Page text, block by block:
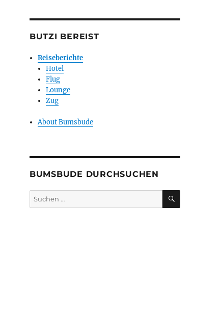
BUTZI BEREIST
Reiseberichte
Hotel
Flug
Lounge
Zug
About Bumsbude
BUMSBUDE DURCHSUCHEN
Suche
nach:
SUCHEN